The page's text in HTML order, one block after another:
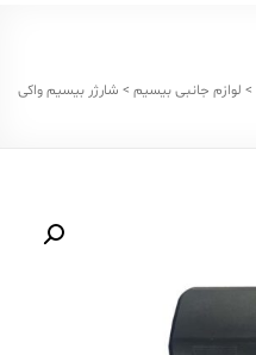
> لوازم جانبی بیسیم > شارژر بیسیم واکی